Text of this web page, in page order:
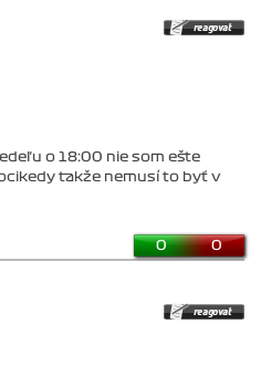
o 18:00 nie som ešte
takže nemusí to byť v
0 0